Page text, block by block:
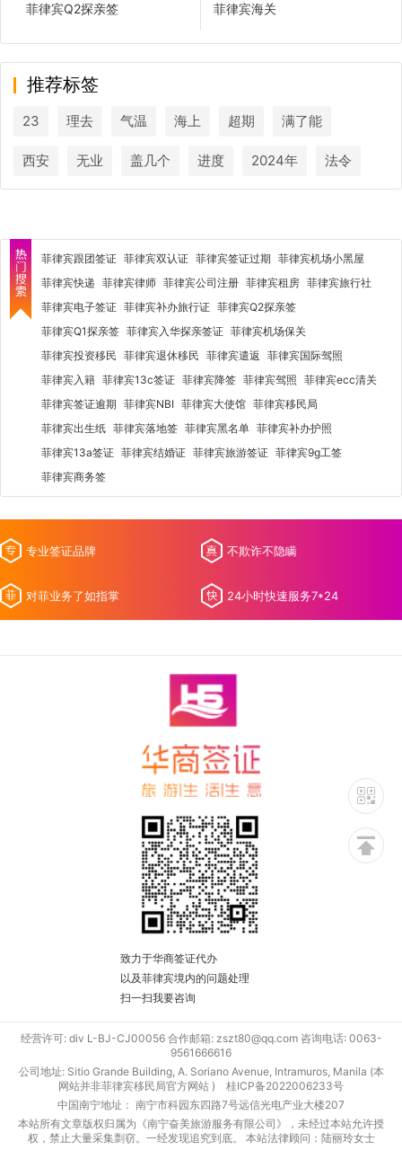
菲律宾Q2探亲签 菲律宾海关
推荐标签
23 理去 气温 海上 超期 满了能
西安 无业 盖几个 进度 2024年 法令
菲律宾跟团签证 菲律宾双认证 菲律宾签证过期 菲律宾机场小黑屋
菲律宾快递 菲律宾律师 菲律宾公司注册 菲律宾租房 菲律宾旅行社
菲律宾电子签证 菲律宾补办旅行证 菲律宾Q2探亲签
菲律宾Q1探亲签 菲律宾入华探亲签证 菲律宾机场保关
菲律宾投资移民 菲律宾退休移民 菲律宾遣返 菲律宾国际驾照
菲律宾入籍 菲律宾13c签证 菲律宾降签 菲律宾驾照 菲律宾ecc清关
菲律宾签证逾期 菲律宾NBI 菲律宾大使馆 菲律宾移民局
菲律宾出生纸 菲律宾落地签 菲律宾黑名单 菲律宾补办护照
菲律宾13a签证 菲律宾结婚证 菲律宾旅游签证 菲律宾9g工签
菲律宾商务签
专业签证品牌 不欺诈不隐瞒
对菲业务了如指掌 24小时快速服务7*24
致力于华商签证代办
以及菲律宾境内的问题处理
扫一扫我要咨询
经营许可: div L-BJ-CJ00056 合作邮箱: zszt80@qq.com 咨询电话: 0063-
9561666616
公司地址: Sitio Grande Building, A. Soriano Avenue, Intramuros, Manila (本
网站并非菲律宾移民局官方网站 ) 桂ICP备2022006233号
中国南宁地址： 南宁市科园东四路7号远信光电产业大楼207
本站所有文章版权归属为《南宁奋美旅游服务有限公司》，未经过本站允许授
权，禁止大量采集剽窃。一经发现追究到底。 本站法律顾问：陆丽玲女士